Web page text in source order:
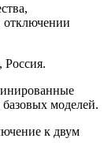
отключении
моделей.
к двум